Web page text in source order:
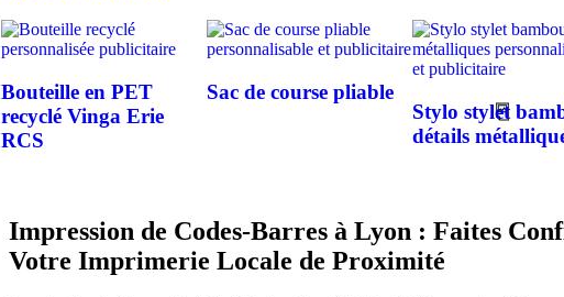
Bouteille en PET
recyclé Vinga Erie
RCS
Sac de course pliable
Stylo stylet
détails
Impression de Codes-Barres à Lyon : Faites
Votre Imprimerie Locale de Proximité